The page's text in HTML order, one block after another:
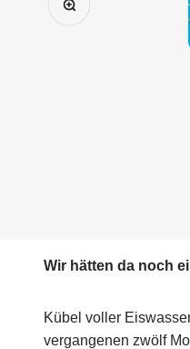
Wir hätten da noch
Kübel voller
vergangenen zwölf